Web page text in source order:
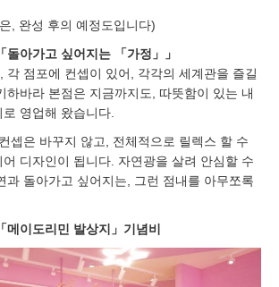
, 완성 후의 예정도입니다)
돌아가고 싶어지는 「가정」」
각 점포에 컨셉이 있어, 각각의 세계관을 즐길
하바라 본점은 지금까지도, 따뜻함이 있는 내
영업해 왔습니다.
셉은 바꾸지 않고, 전체적으로 릴렉스 할 수
디자인이 됩니다. 자연광을 살려 안심할 수
과 돌아가고 싶어지는, 그런 점내를 아무쪼록
메이도리민 발상지」기념비